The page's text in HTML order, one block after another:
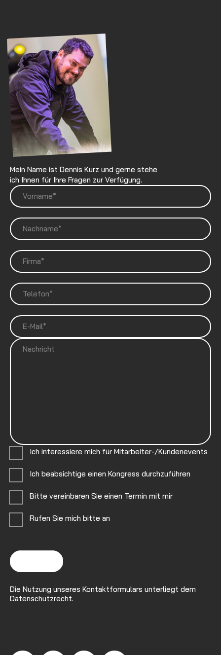
Mein Name ist Dennis Kurz und gerne stehe
ich Ihnen für Ihre Fragen zur Verfügung.
Vorname*
Nachname*
Firma*
Telefon*
E-Mail*
{{Formular: Honeypot Empty}}
Nachricht
Ich interessiere mich für Mitarbeiter-/Kundenevents
Ich beabsichtige einen Kongress durchzuführen
Bitte vereinbaren Sie einen Termin mit mir
Rufen Sie mich bitte an
Die Nutzung unseres Kontaktformulars unterliegt dem
Datenschutzrecht.